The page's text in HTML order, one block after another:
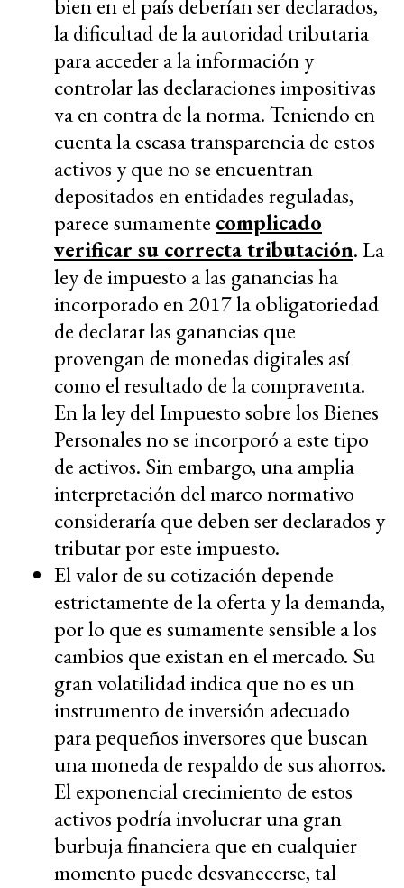
la dificultad de la autoridad tributaria
para acceder a la información y
controlar las declaraciones impositivas
va en contra de la norma. Teniendo en
cuenta la escasa transparencia de estos
activos y que no se encuentran
depositados en entidades reguladas,
parece sumamente complicado
verificar su correcta tributación. La
ley de impuesto a las ganancias ha
incorporado en 2017 la obligatoriedad
de declarar las ganancias que
provengan de monedas digitales así
como el resultado de la compraventa.
En la ley del Impuesto sobre los Bienes
Personales no se incorporó a este tipo
de activos. Sin embargo, una amplia
interpretación del marco normativo
consideraría que deben ser declarados y
tributar por este impuesto.
El valor de su cotización depende
estrictamente de la oferta y la demanda,
por lo que es sumamente sensible a los
cambios que existan en el mercado. Su
gran volatilidad indica que no es un
instrumento de inversión adecuado
para pequeños inversores que buscan
una moneda de respaldo de sus ahorros.
El exponencial crecimiento de estos
activos podría involucrar una gran
burbuja financiera que en cualquier
momento puede desvanecerse, tal